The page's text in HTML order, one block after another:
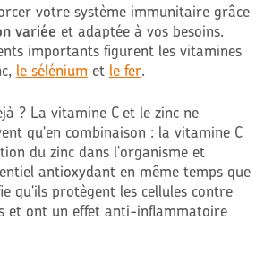
votre système immunitaire grâce
variée et adaptée à vos besoins.
importants figurent les vitamines
le sélénium et le fer.
? La vitamine C et le zinc ne
qu'en combinaison : la vitamine C
du zinc dans l'organisme et
antioxydant en même temps que
qu'ils protègent les cellules contre
et ont un effet anti-inflammatoire